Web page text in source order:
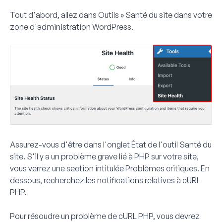
Tout d'abord, allez dans Outils » Santé du sitedans votre
zone d'administration WordPress.
Assurez-vous d'être dans l'ongletÉtatde l'outil Santé du
site. S'il y a un problème grave lié à PHP sur votre site,
vous verrez une section intituléeProblèmes critiques. En
dessous, recherchez les notifications relatives à cURL
PHP.
Pour résoudre un problème de cURL PHP, vous devrez